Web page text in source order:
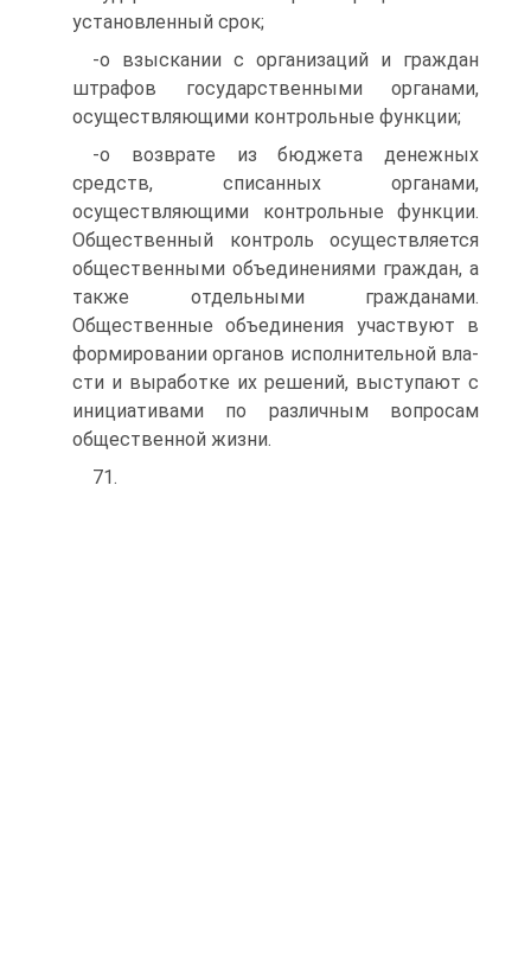
установленный срок;
-о взыскании с организаций и граждан
штрафов государственными органами,
осуществляющими контрольные функции;
-о возврате из бюджета денежных
средств, списанных органами,
осуществляющими контрольные функции.
Общественный контроль осуществляется
общественными объединениями граждан, а
также отдельными гражданами.
Общественные объединения участвуют в
формировании органов исполнительной вла­
сти и выработке их решений, выступают с
инициативами по различным вопросам
общественной жизни.
71.